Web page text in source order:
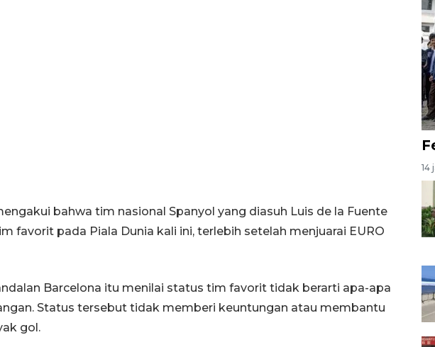
bahwa tim nasional Spanyol yang diasuh Luis de la Fuente
favorit pada Piala Dunia kali ini, terlebih setelah menjuarai EURO
Barcelona itu menilai status tim favorit tidak berarti apa-apa
Status tersebut tidak memberi keuntungan atau membantu
gol.
14